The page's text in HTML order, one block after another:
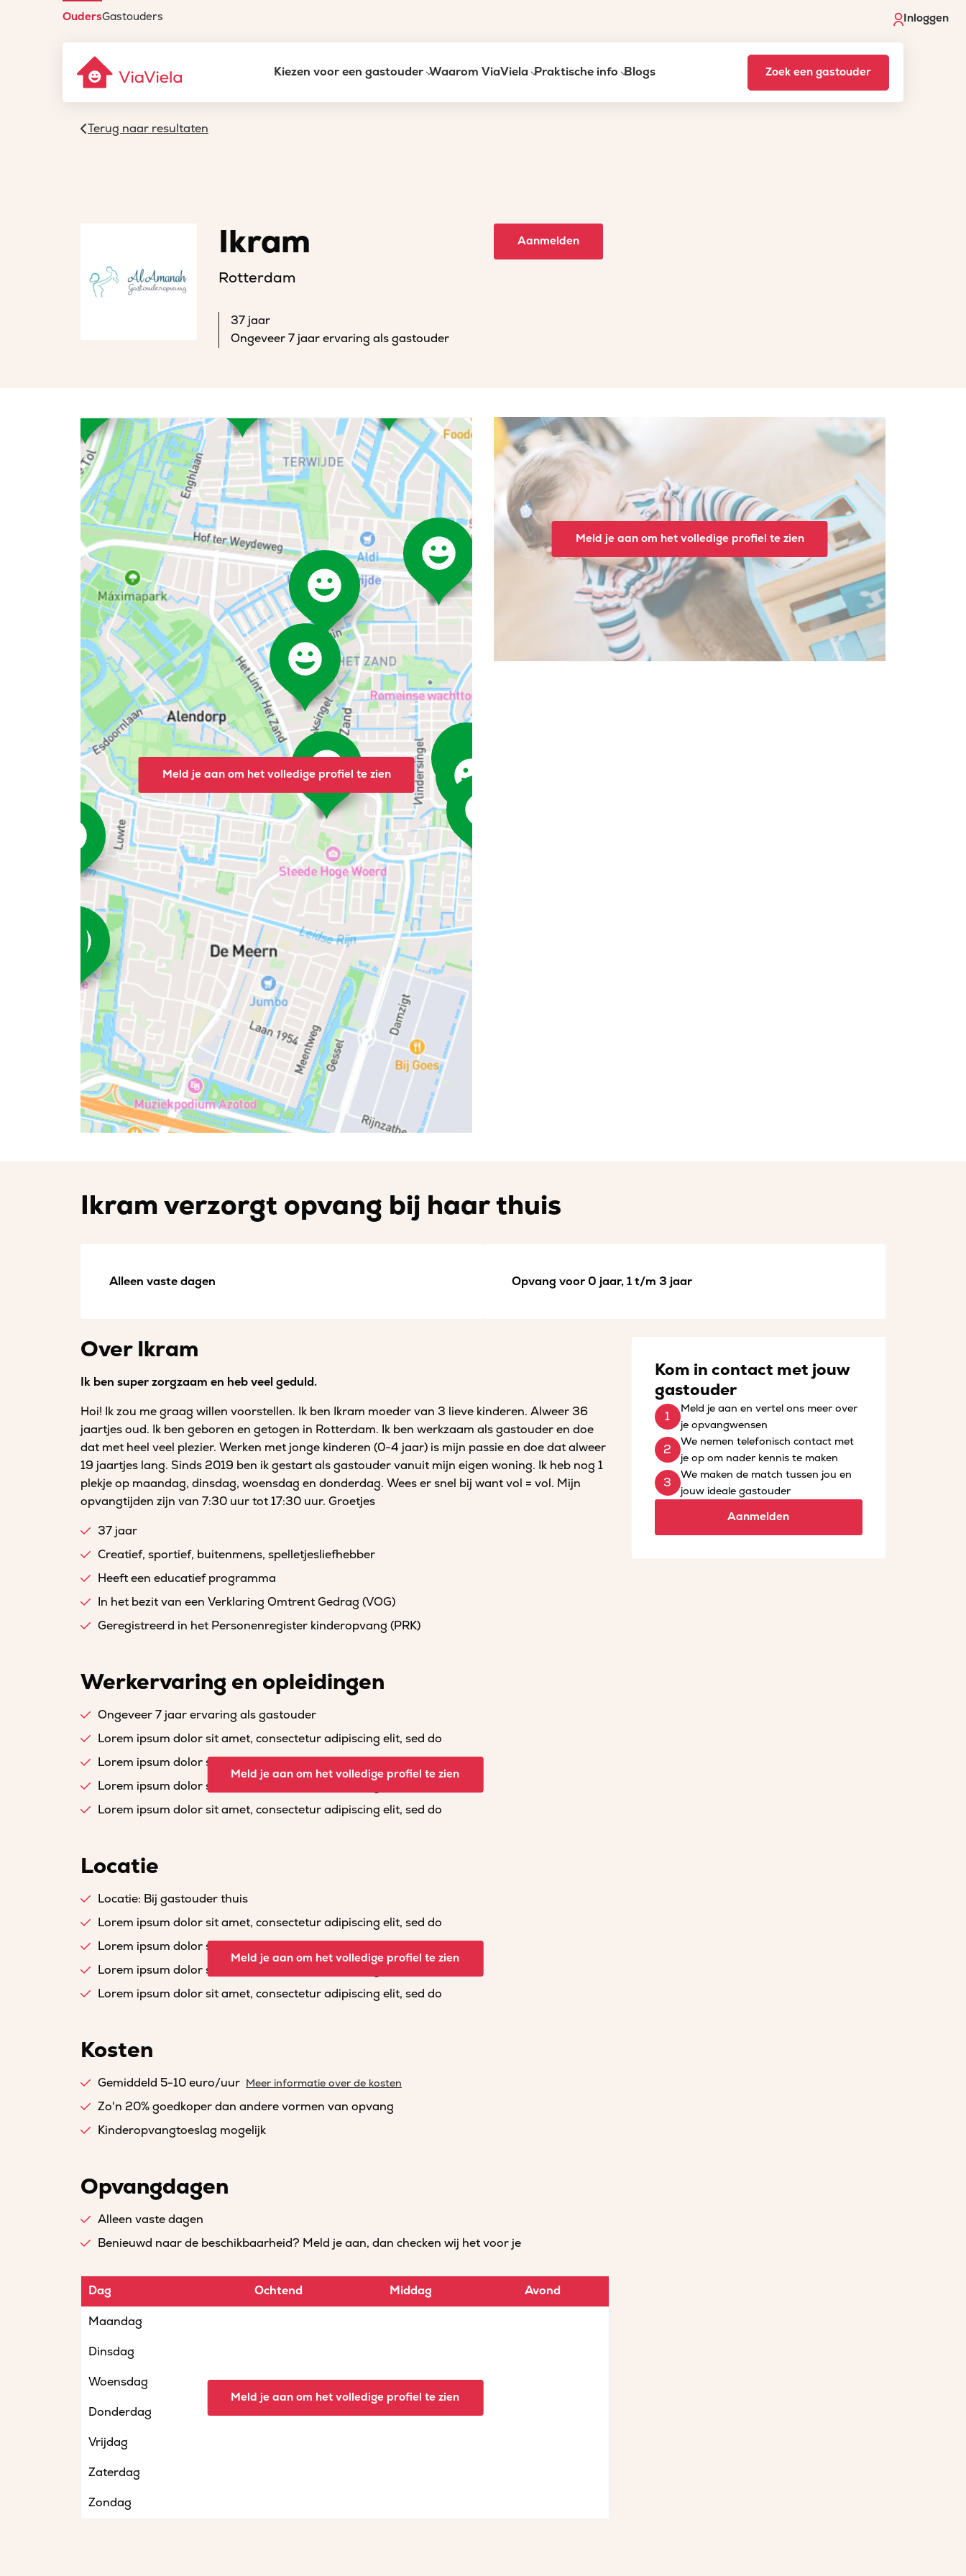
OudersGastouders Inloggen
Kiezen voor een gastouder Waarom ViaViela Praktische info Blogs Zoek een gastouder
Terug naar resultaten
Ikram
Rotterdam
37 jaar
Ongeveer 7 jaar ervaring als gastouder
Aanmelden
Meld je aan om het volledige profiel te zien
Meld je aan om het volledige profiel te zien
Ikram verzorgt opvang bij haar thuis
Alleen vaste dagen Opvang voor 0 jaar, 1 t/m 3 jaar
Over Ikram
Ik ben super zorgzaam en heb veel geduld.
Hoi! Ik zou me graag willen voorstellen. Ik ben Ikram moeder van 3 lieve kinderen. Alweer 36
jaartjes oud. Ik ben geboren en getogen in Rotterdam. Ik ben werkzaam als gastouder en doe
dat met heel veel plezier. Werken met jonge kinderen (0-4 jaar) is mijn passie en doe dat alweer
19 jaartjes lang. Sinds 2019 ben ik gestart als gastouder vanuit mijn eigen woning. Ik heb nog 1
plekje op maandag, dinsdag, woensdag en donderdag. Wees er snel bij want vol = vol. Mijn
opvangtijden zijn van 7:30 uur tot 17:30 uur. Groetjes
37 jaar
Creatief, sportief, buitenmens, spelletjesliefhebber
Heeft een educatief programma
In het bezit van een Verklaring Omtrent Gedrag (VOG)
Geregistreerd in het Personenregister kinderopvang (PRK)
Kom in contact met jouw
gastouder
Meld je aan en vertel ons meer over
je opvangwensen
We nemen telefonisch contact met
je op om nader kennis te maken
We maken de match tussen jou en
jouw ideale gastouder
Aanmelden
Werkervaring en opleidingen
Ongeveer 7 jaar ervaring als gastouder
Lorem ipsum dolor sit amet, consectetur adipiscing elit, sed do
Lorem ipsum dolor sit amet, consectetur adipiscing elit, sed do
Lorem ipsum dolor sit amet, consectetur adipiscing elit, sed do
Lorem ipsum dolor sit amet, consectetur adipiscing elit, sed do
Meld je aan om het volledige profiel te zien
Locatie
Locatie: Bij gastouder thuis
Lorem ipsum dolor sit amet, consectetur adipiscing elit, sed do
Lorem ipsum dolor sit amet, consectetur adipiscing elit, sed do
Lorem ipsum dolor sit amet, consectetur adipiscing elit, sed do
Lorem ipsum dolor sit amet, consectetur adipiscing elit, sed do
Meld je aan om het volledige profiel te zien
Kosten
Gemiddeld 5-10 euro/uur Meer informatie over de kosten
Zo'n 20% goedkoper dan andere vormen van opvang
Kinderopvangtoeslag mogelijk
Opvangdagen
Alleen vaste dagen
Benieuwd naar de beschikbaarheid? Meld je aan, dan checken wij het voor je
Dag Ochtend Middag Avond
Maandag
Dinsdag
Woensdag
Donderdag
Vrijdag
Zaterdag
Zondag
Meld je aan om het volledige profiel te zien